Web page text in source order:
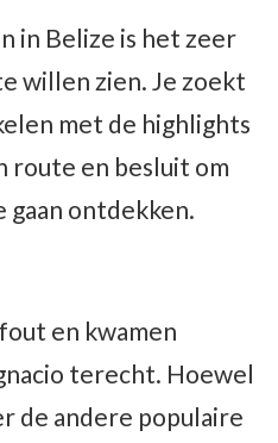
in Belize is het zeer
willen zien. Je zoekt
met de highlights
route en besluit om
gaan ontdekken.
en kwamen
terecht. Hoewel
de andere populaire